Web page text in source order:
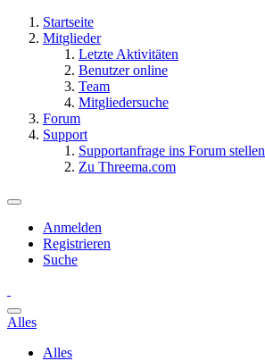
Startseite
Mitglieder
Letzte Aktivitäten
Benutzer online
Team
Mitgliedersuche
Forum
Support
Supportanfrage ins Forum stellen
Zu Threema.com
Anmelden
Registrieren
Suche
Alles
Alles